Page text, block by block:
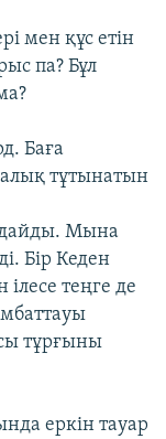
мен құс етін
па? Бұл
Баға
тұтынатын
Мына
Бір Кеден
теңге де
тұрғыны
еркін тауар